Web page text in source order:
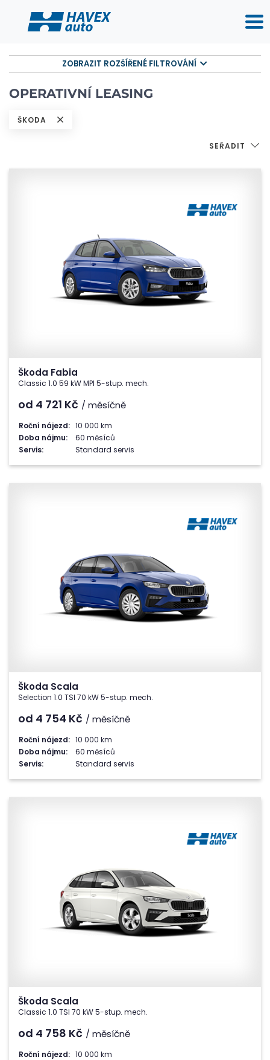
ZOBRAZIT ROZŠÍŘENÉ FILTROVÁNÍ
OPERATIVNÍ LEASING
ŠKODA
SEŘADIT
Škoda Fabia
Classic 1.0 59 kW MPI 5-stup. mech.
od 4 721 Kč / měsíčně
Roční nájezd: 10 000 km
Doba nájmu:
60 měsíců
Servis:
Standard servis
Škoda Scala
Selection 1.0 TSI 70 kW 5-stup. mech.
od 4 754 Kč / měsíčně
Roční nájezd: 10 000 km
Doba nájmu:
60 měsíců
Servis:
Standard servis
Škoda Scala
Classic 1.0 TSI 70 kW 5-stup. mech.
od 4 758 Kč / měsíčně
Roční nájezd: 10 000 km